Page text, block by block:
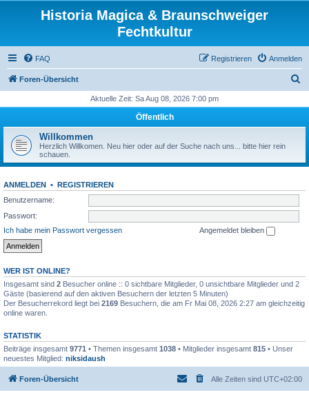
Historia Magica & Braunschweiger
Fechtkultur
FAQ Anmelden
Registrieren
Foren-Übersicht
h
Aktuelle Zeit: Sa Aug 08, 2026 7:00 pm
Öffentlich
Willkommen
Herzlich Willkomen. Neu hier oder auf der Suche nach uns... bitte hier rein
schauen.
ANMELDEN • REGISTRIEREN
Benutzername:
Passwort:
Ich habe mein Passwort vergessen
Angemeldet bleiben
WER IST ONLINE?
Insgesamt sind 2 Besucher online :: 0 sichtbare Mitglieder, 0 unsichtbare Mitglieder und 2
Gäste (basierend auf den aktiven Besuchern der letzten 5 Minuten)
Der Besucherrekord liegt bei 2169 Besuchern, die am Fr Mai 08, 2026 2:27 am gleichzeitig
online waren.
STATISTIK
Beiträge insgesamt 9771 • Themen insgesamt 1038 • Mitglieder insgesamt 815 • Unser
neuestes Mitglied: niksidaush
Foren-Übersicht Alle Zeiten sind UTC+02:00